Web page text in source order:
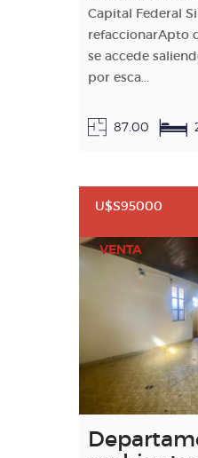
Capital Federal
refaccionarApto
se accede
por esca...
87.00
U$S95000
VENTA